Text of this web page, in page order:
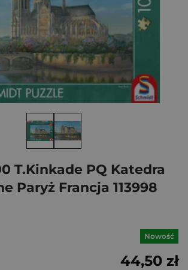
T.Kinkade PQ Katedra
Paryż Francja 113998
Nowość
44,50 zł